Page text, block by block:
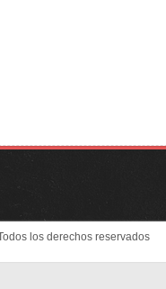
los derechos reservados